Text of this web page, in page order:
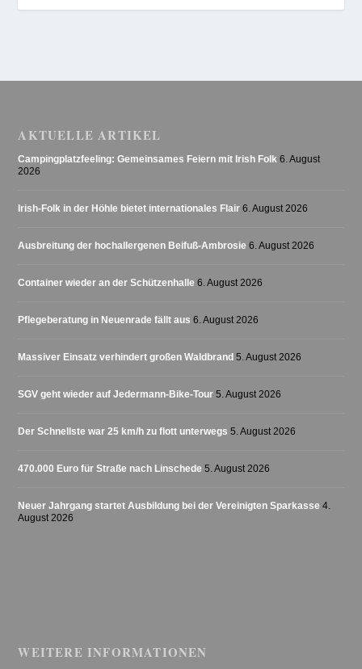
AKTUELLE ARTIKEL
Campingplatzfeeling: Gemeinsames Feiern mit Irish Folk 6. August
2026
Irish-Folk in der Höhle bietet internationales Flair 6. August 2026
Ausbreitung der hochallergenen Beifuß-Ambrosie 6. August 2026
Container wieder an der Schützenhalle 6. August 2026
Pflegeberatung in Neuenrade fällt aus 6. August 2026
Massiver Einsatz verhindert großen Waldbrand 5. August 2026
SGV geht wieder auf Jedermann-Bike-Tour 5. August 2026
Der Schnellste war 25 km/h zu flott unterwegs 5. August 2026
470.000 Euro für Straße nach Linschede 5. August 2026
Neuer Jahrgang startet Ausbildung bei der Vereinigten Sparkasse 4.
August 2026
WEITERE INFORMATIONEN